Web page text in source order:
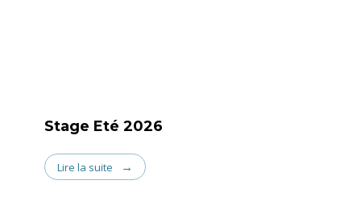
Stage Eté 2026
Lire la suite